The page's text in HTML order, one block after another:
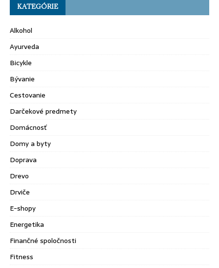
KATEGÓRIE
Alkohol
Ayurveda
Bicykle
Bývanie
Cestovanie
Darčekové predmety
Domácnosť
Domy a byty
Doprava
Drevo
Drviče
E-shopy
Energetika
Finančné spoločnosti
Fitness